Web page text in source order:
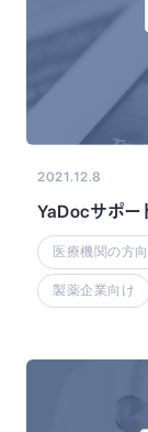
2021.12.8
YaDocサポー
医療機関の方
製薬企業向け